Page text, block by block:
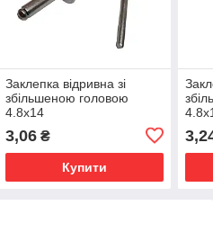
Заклепка відривна зі
збільшеною головою
4.8х14
3,06₴
Купити